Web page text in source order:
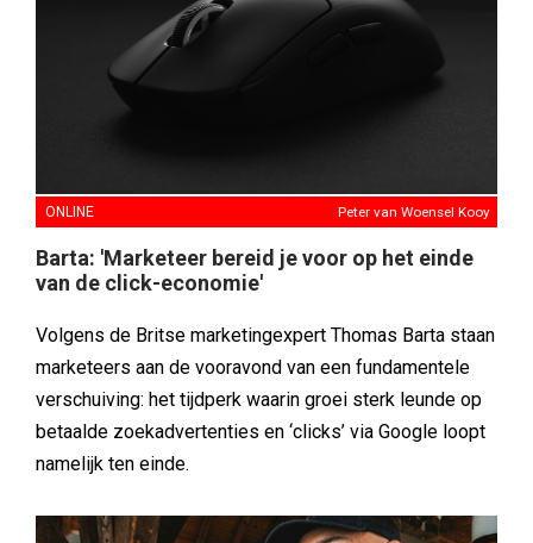
ONLINE Peter van Woensel Kooy
Barta: 'Marketeer bereid je voor op het einde
van de click-economie'
Volgens de Britse marketingexpert Thomas Barta staan
marketeers aan de vooravond van een fundamentele
verschuiving: het tijdperk waarin groei sterk leunde op
betaalde zoekadvertenties en ‘clicks’ via Google loopt
namelijk ten einde.